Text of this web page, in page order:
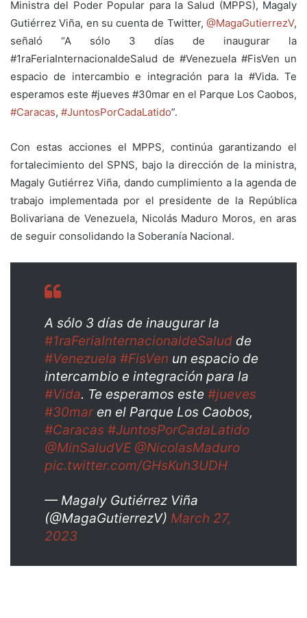
Ministra del Poder Popular para la Salud (MPPS), Magaly
Gutiérrez Viña, en su cuenta de Twitter, @MagaGutierrezV,
señaló “A sólo 3 días de inaugurar la
#1raFeriaInternacionaldeSalud de #Venezuela #FisVen un
espacio de intercambio e integración para la #Vida. Te
esperamos este #jueves #30mar en el Parque Los Caobos,
#Caracas, #JuntosPorCadaLatido”.
Con estas acciones el MPPS, continúa garantizando el
fortalecimiento del SPNS, bajo la dirección de la ministra,
Magaly Gutiérrez Viña, dando cumplimiento a la agenda de
trabajo implementada por el presidente de la República
Bolivariana de Venezuela, Nicolás Maduro Moros, en aras
de seguir consolidando la Soberanía Nacional.
A sólo 3 días de inaugurar la
#1raFeriaInternacionaldeSalud de
#Venezuela #FisVen un espacio de
intercambio e integración para la
#Vida. Te esperamos este #jueves
#30maren el Parque Los Caobos,
#Caracas #JuntosPorCadaLatido
@MinSaludVE @NicolasMaduro
pic.twitter.com/GHsKuh3UDH
— Magaly Gutiérrez Viña
(@MagaGutierrezV) March 27,
2023